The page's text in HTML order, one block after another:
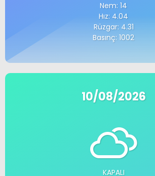
Nem: 14
Hız: 4.04
Rüzgar: 4.31
Basınç: 1002
10/08/2026
KAPALI